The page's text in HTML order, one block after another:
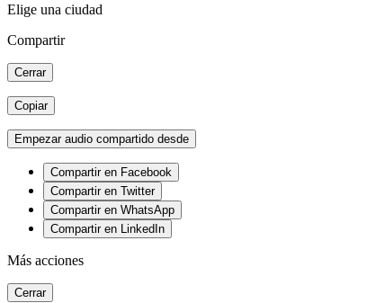
Elige una ciudad
Compartir
Cerrar
Copiar
Empezar audio compartido desde
Compartir en Facebook
Compartir en Twitter
Compartir en WhatsApp
Compartir en LinkedIn
Más acciones
Cerrar